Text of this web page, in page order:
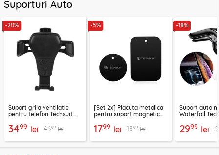
Suporturi Auto
-20%
Suport grila ventilatie
pentru telefon Techsuit
3499 lei 4399 lei
-5%
[Set 2x] Placuta metalica
pentru suport magnetic
negru
1799 lei 1899 lei
-18%
Suport auto
Waterfall
2999 lei